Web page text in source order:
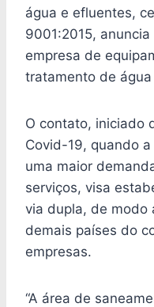
água e efluentes,
9001:2015,
empresa de
tratamento de
O contato, iniciado
Covid-19, quando
uma maior
serviços, visa
via dupla, de modo
demais países do
empresas.
“A área de